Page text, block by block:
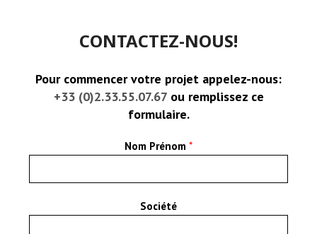
CONTACTEZ-NOUS!
Pour commencer votre projet appelez-nous:
+33 (0)2.33.55.07.67ou remplissez ce
formulaire.
Nom Prénom *
Société